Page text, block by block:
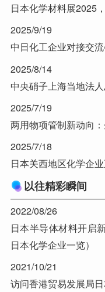
日本化学材料展2025
2025/9/19
中日化工企业对接交
2025/8/14
中央硝子上海当地法
2025/7/19
两用物项管制新动向
2025/7/18
日本关西地区化学企
以往精彩瞬间
2022/08/26
日本半导体材料开启
日本化学企业一览）
2021/10/21
访问香港贸易发展局